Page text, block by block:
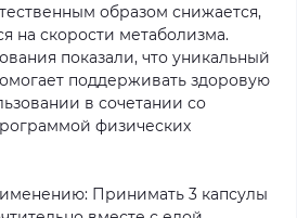
образом снижается,
на скорости метаболизма.
показали, что уникальный
поддерживать здоровую
в сочетании со
физических
Принимать 3 капсулы